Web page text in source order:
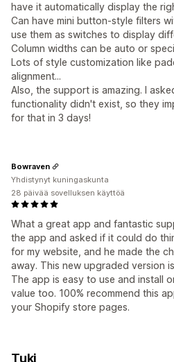
have it automatically display the
Can have mini button-style filters
use them as switches to display
Column widths can be auto or
Lots of style customization like
alignment...
Also, the support is amazing. I
functionality didn't exist, so they
for that in 3 days!
What a great app and fantastic
the app and asked if it could do
for my website, and he made the
away. This new upgraded version
The app is easy to use and install
value too. 100% recommend this
your Shopify store pages.
Bowraven
Yhdistynyt kuningaskunta
28 päivää sovelluksen käyttöä
Tuki